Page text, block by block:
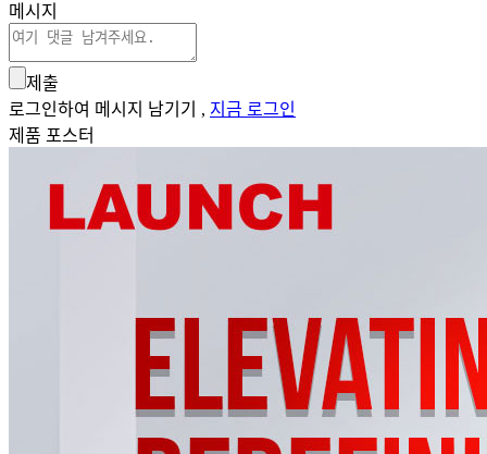
메시지
제출
로그인하여 메시지 남기기 , 지금 로그인
제품 포스터